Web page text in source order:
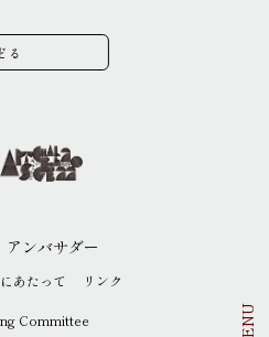
る
アンバサダー
あたって
リンク
Committee